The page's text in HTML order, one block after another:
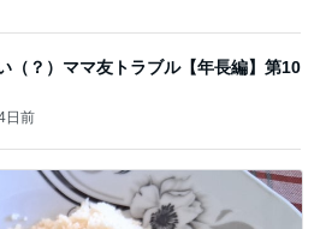
（？）ママ友トラブル【年長編】第10
日前